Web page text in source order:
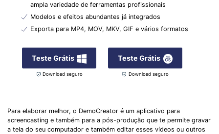
ampla variedade de ferramentas profissionais
Modelos e efeitos abundantes já integrados
Exporta para MP4, MOV, MKV, GIF e vários formatos
Teste Grátis
Download seguro
Teste Grátis
Download seguro
Para elaborar melhor, o DemoCreator é um aplicativo para
screencasting e também para a pós-produção que te permite gravar
a tela do seu computador e também editar esses vídeos ou outros